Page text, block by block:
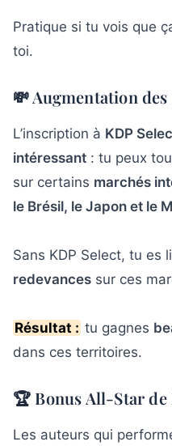
Pratique si tu vois que
toi.
💸 Augmentation
L’inscription à KDP
intéressant : tu peux
sur certains marchés
le Brésil, le Japon et le
Sans KDP Select, tu es
redevances sur ces
Résultat : tu gagnes
dans ces territoires.
🏆 Bonus All-Star de
Les auteurs qui